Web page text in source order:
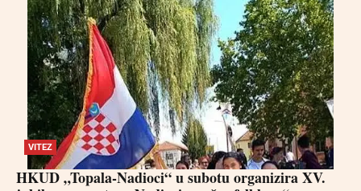
VITEZ
HKUD „Topala-Nadioci“ u subotu organizira XV.